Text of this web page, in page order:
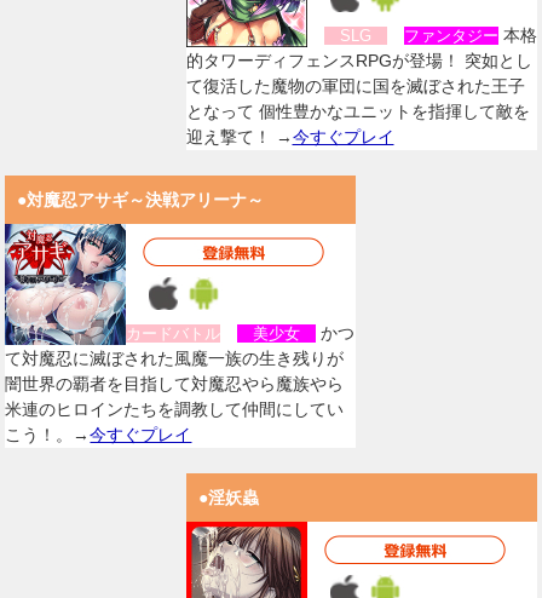
SLG ファンタジー 本格
的タワーディフェンスRPGが登場！ 突如とし
て復活した魔物の軍団に国を滅ぼされた王子
となって 個性豊かなユニットを指揮して敵を
迎え撃て！ →今すぐプレイ
●対魔忍アサギ～決戦アリーナ～
カードバトル 美少女
かつ
て対魔忍に滅ぼされた風魔一族の生き残りが
闇世界の覇者を目指して対魔忍やら魔族やら
米連のヒロインたちを調教して仲間にしてい
こう！。→今すぐプレイ
●淫妖蟲